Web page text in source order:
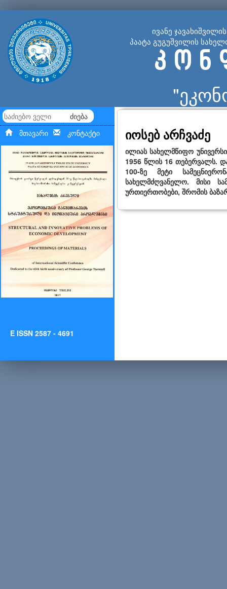
ივანე
პაატა გუგუშვილის
კ ო ნ
ძიება
მთავარი კონტაქტი
E ISSN 2587 - 4691
იოსებ არჩვაძე
ილიას სახელმწიფო
1956 წლის 16 თებერვალს.
100-ზე მეტი
სახელმძღვანელო. მისი
ურთიერთობები, შრომის